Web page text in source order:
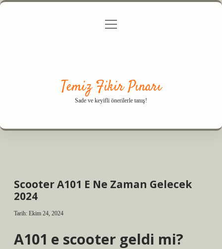
Gizlilik Politikası
menüyü
Temiz Fikir Pınarı
Sade ve keyifli önerilerle tanış!
Scooter A101 E Ne Zaman Gelecek
2024
Tarih: Ekim 24, 2024
A101 e scooter geldi mi?